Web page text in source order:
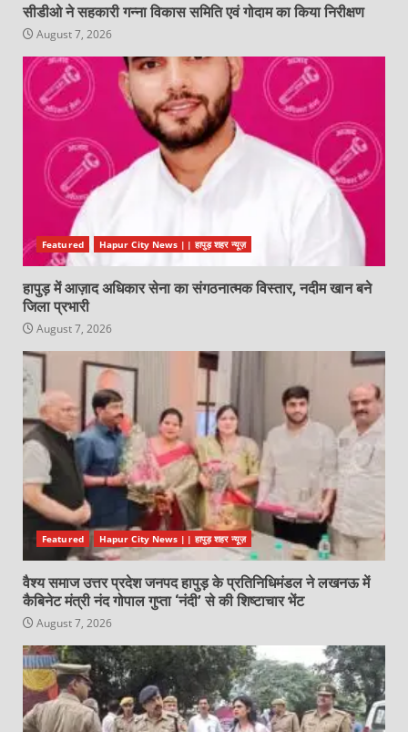
सीडीओ ने सहकारी गन्ना विकास समिति एवं गोदाम का किया निरीक्षण
August 7, 2026
Featured Hapur City News || हापुड़ शहर न्यूज़
हापुड़ में आज़ाद अधिकार सेना का संगठनात्मक विस्तार, नदीम खान बने
जिला प्रभारी
August 7, 2026
Featured Hapur City News || हापुड़ शहर न्यूज़
वैश्य समाज उत्तर प्रदेश जनपद हापुड़ के प्रतिनिधिमंडल ने लखनऊ में
कैबिनेट मंत्री नंद गोपाल गुप्ता ‘नंदी’ से की शिष्टाचार भेंट
August 7, 2026